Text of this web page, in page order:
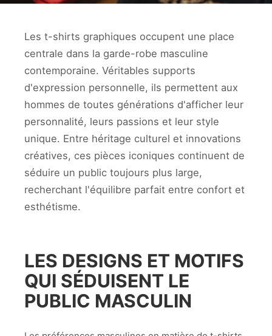
Les t-shirts graphiques occupent une place
centrale dans la garde-robe masculine
contemporaine. Véritables supports
d'expression personnelle, ils permettent aux
hommes de toutes générations d'afficher leur
personnalité, leurs passions et leur style
unique. Entre héritage culturel et innovations
créatives, ces pièces iconiques continuent de
séduire un public toujours plus large,
recherchant l'équilibre parfait entre confort et
esthétisme.
LES DESIGNS ET MOTIFS
QUI SÉDUISENT LE
PUBLIC MASCULIN